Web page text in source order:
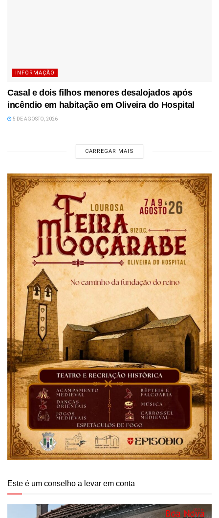
INFORMAÇÃO
Casal e dois filhos menores desalojados após
incêndio em habitação em Oliveira do Hospital
5 DE AGOSTO, 2026
CARREGAR MAIS
Este é um conselho a levar em conta